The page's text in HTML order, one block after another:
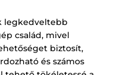
legkedveltebb
család, mivel
biztosít,
és számos